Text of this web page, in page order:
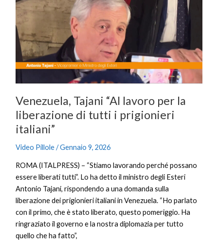
Venezuela, Tajani “Al lavoro per la
liberazione di tutti i prigionieri
italiani”
Video Pillole/Gennaio 9, 2026
ROMA (ITALPRESS) – “Stiamo lavorando perché possano
essere liberati tutti”. Lo ha detto il ministro degli Esteri
Antonio Tajani, rispondendo a una domanda sulla
liberazione dei prigionieri italiani in Venezuela. “Ho parlato
con il primo, che è stato liberato, questo pomeriggio. Ha
ringraziato il governo e la nostra diplomazia per tutto
quello che ha fatto”,
“Al
lavoro
per
la
liberazione
di
prigionieri
italiani”